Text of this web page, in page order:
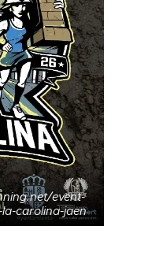
event-
carolina-jaen